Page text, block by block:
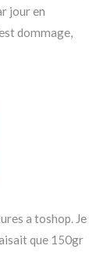
jour en
dommage,
a toshop. Je
que 150gr